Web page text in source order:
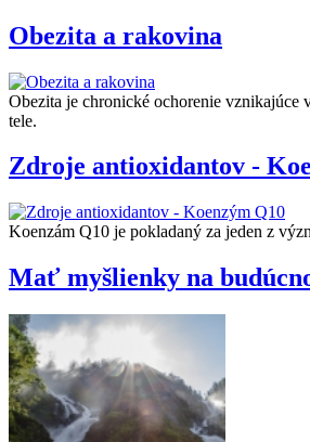
Obezita a rakovina
Obezita je chronické ochorenie vznikajúce
tele.
Zdroje antioxidantov -
Koenzám Q10 je pokladaný za jeden z
Mať myšlienky na